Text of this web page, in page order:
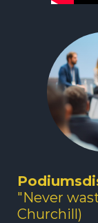
"Never
Churchill)